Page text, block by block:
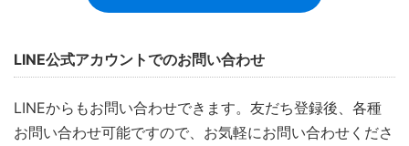
LINE公式アカウントでのお問い合わせ
LINEからもお問い合わせできます。友だち登録後、各種
お問い合わせ可能ですので、お気軽にお問い合わせくださ